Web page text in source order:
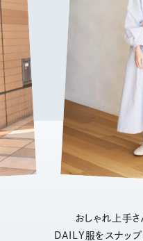
おしゃれ上手
DAILY服をスナップ